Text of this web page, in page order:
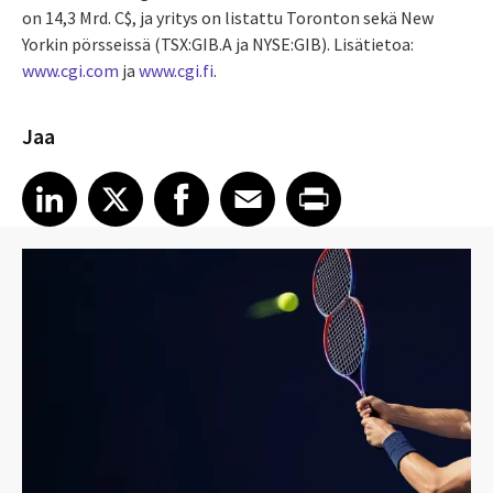
on 14,3 Mrd. C$, ja yritys on listattu Toronton sekä New
Yorkin pörsseissä (TSX:GIB.A ja NYSE:GIB). Lisätietoa:
www.cgi.com ja www.cgi.fi.
Jaa
Share article on LinkedIn
LinkedIn
Share article on XShare article on Facebook
Facebook
Share article on Email
EmailShare article on Print